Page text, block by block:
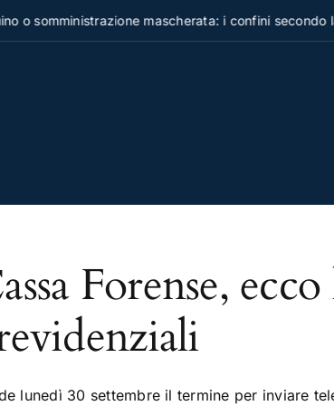
somministrazione mascherata: i confini secondo la
Forense,
lunedì 30 settembre il termine per inviare